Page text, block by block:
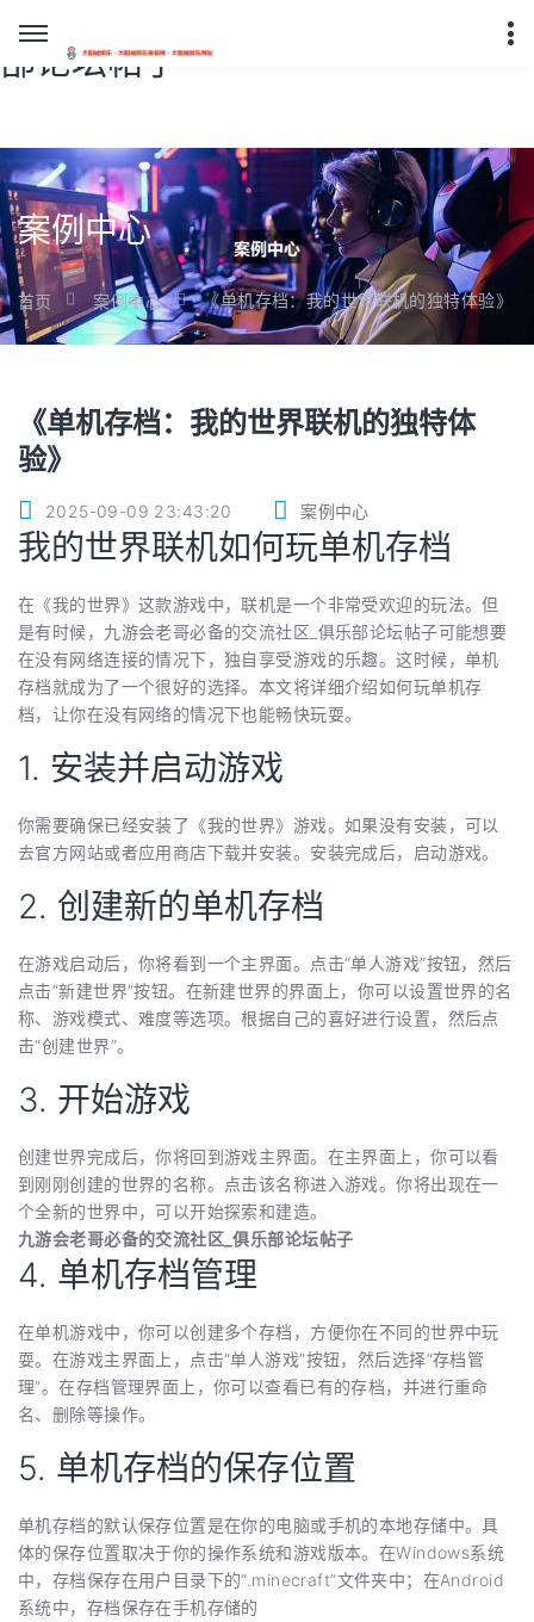
九游会老哥必备的交流社区_俱乐
部论坛帖子
案例中心
首页 案例中心 《单机存档：我的世界联机的独特体验》
《单机存档：我的世界联机的独特体
验》
2025-09-09 23:43:20 案例中心
我的世界联机如何玩单机存档
在《我的世界》这款游戏中，联机是一个非常受欢迎的玩法。但
是有时候，九游会老哥必备的交流社区_俱乐部论坛帖子可能想要
在没有网络连接的情况下，独自享受游戏的乐趣。这时候，单机
存档就成为了一个很好的选择。本文将详细介绍如何玩单机存
档，让你在没有网络的情况下也能畅快玩耍。
1. 安装并启动游戏
你需要确保已经安装了《我的世界》游戏。如果没有安装，可以
去官方网站或者应用商店下载并安装。安装完成后，启动游戏。
2. 创建新的单机存档
在游戏启动后，你将看到一个主界面。点击“单人游戏”按钮，然后
点击“新建世界”按钮。在新建世界的界面上，你可以设置世界的名
称、游戏模式、难度等选项。根据自己的喜好进行设置，然后点
击“创建世界”。
3. 开始游戏
创建世界完成后，你将回到游戏主界面。在主界面上，你可以看
到刚刚创建的世界的名称。点击该名称进入游戏。你将出现在一
个全新的世界中，可以开始探索和建造。
九游会老哥必备的交流社区_俱乐部论坛帖子
4. 单机存档管理
在单机游戏中，你可以创建多个存档，方便你在不同的世界中玩
耍。在游戏主界面上，点击“单人游戏”按钮，然后选择“存档管
理”。在存档管理界面上，你可以查看已有的存档，并进行重命
名、删除等操作。
5. 单机存档的保存位置
单机存档的默认保存位置是在你的电脑或手机的本地存储中。具
体的保存位置取决于你的操作系统和游戏版本。在Windows系统
中，存档保存在用户目录下的“.minecraft”文件夹中；在Android
系统中，存档保存在手机存储的